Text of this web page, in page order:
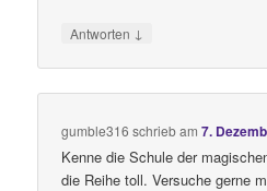
Antworten ↓
gumble316 schriebam7.
Kenne die Schule der
die Reihe toll. Versuche gerne